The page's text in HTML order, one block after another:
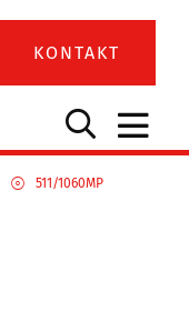
KONTAKT
511/1060MP